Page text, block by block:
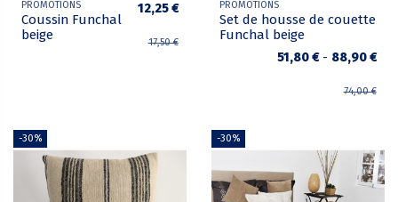
PROMOTIONS
Coussin Funchal
beige
12,25 €
17,50 €
PROMOTIONS
Set de housse de couette
Funchal beige
51,80 € - 88,90 €
74,00 €
-30% -30%